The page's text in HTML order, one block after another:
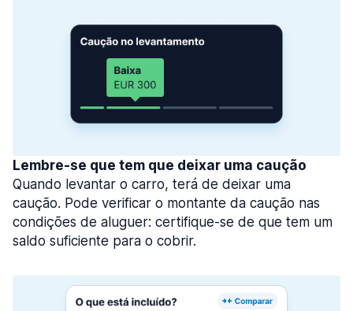
Lembre-se que tem que deixar uma caução
Quando levantar o carro, terá de deixar uma
caução. Pode verificar o montante da caução nas
condições de aluguer: certifique-se de que tem um
saldo suficiente para o cobrir.